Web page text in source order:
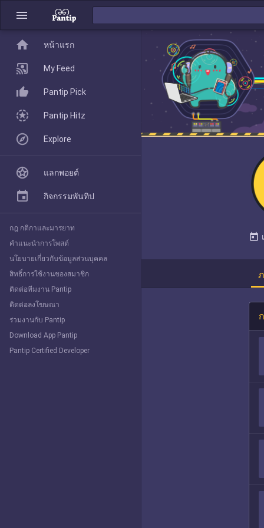
menu
today
home
Pantip Pick
Explore
home หน้าแรก
My Feed
Pantip Pick
Pantip Hitz
Explore
แลกพอยต์
กิจกรรมพันทิป
กฎ กติกาและมารยาท
คำแนะนำการโพสต์
นโยบายเกี่ยวกับข้อมูลส่วนบุคคล
สิทธิ์การใช้งานของสมาชิก
ติดต่อทีมงาน Pantip
ติดต่อลงโฆษณา
ร่วมงานกับ Pantip
Download App Pantip
Pantip Certified Developer